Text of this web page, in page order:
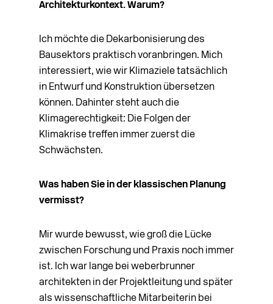
Architekturkontext. Warum?
Ich möchte die Dekarbonisierung des
Bausektors praktisch voranbringen. Mich
interessiert, wie wir Klimaziele tatsächlich
in Entwurf und Konstruktion übersetzen
können. Dahinter steht auch die
Klimagerechtigkeit: Die Folgen der
Klimakrise treffen immer zuerst die
Schwächsten.
Was haben Sie in der klassischen Planung
vermisst?
Mir wurde bewusst, wie groß die Lücke
zwischen Forschung und Praxis noch immer
ist. Ich war lange bei weberbrunner
architekten in der Projektleitung und später
als wissenschaftliche Mitarbeiterin bei